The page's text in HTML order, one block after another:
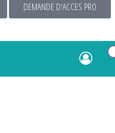
DEMANDE D'ACCES PRO
DE BODY BÉBÉ